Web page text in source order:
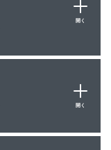
開く
開く